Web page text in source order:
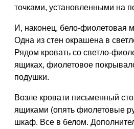
точками, установленными на
И, наконец, бело-фиолетовая
Одна из стен окрашена в
Рядом кровать со светло-
ящиках, фиолетовое
подушки.
Возле кровати письменный
ящиками (опять фиолетовые
шкаф. Все в белом.